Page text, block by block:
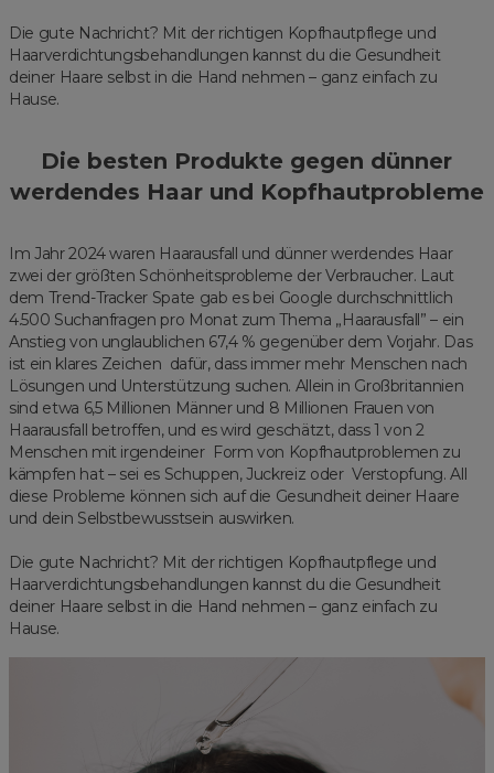
Die gute Nachricht? Mit der richtigen Kopfhautpflege und
Haarverdichtungsbehandlungen kannst du die Gesundheit
deiner Haare selbst in die Hand nehmen – ganz einfach zu
Hause.
Die besten Produkte gegen dünner
werdendes Haar und Kopfhautprobleme
Im Jahr 2024 waren Haarausfall und dünner werdendes Haar
zwei der größten Schönheitsprobleme der Verbraucher. Laut
dem Trend-Tracker Spate gab es bei Google durchschnittlich
4.500 Suchanfragen pro Monat zum Thema „Haarausfall” – ein
Anstieg von unglaublichen 67,4 % gegenüber dem Vorjahr. Das
ist ein klares Zeichen dafür, dass immer mehr Menschen nach
Lösungen und Unterstützung suchen. Allein in Großbritannien
sind etwa 6,5 Millionen Männer und 8 Millionen Frauen von
Haarausfall betroffen, und es wird geschätzt, dass 1 von 2
Menschen mit irgendeiner Form von Kopfhautproblemen zu
kämpfen hat – sei es Schuppen, Juckreiz oder Verstopfung. All
diese Probleme können sich auf die Gesundheit deiner Haare
und dein Selbstbewusstsein auswirken.
Die gute Nachricht? Mit der richtigen Kopfhautpflege und
Haarverdichtungsbehandlungen kannst du die Gesundheit
deiner Haare selbst in die Hand nehmen – ganz einfach zu
Hause.